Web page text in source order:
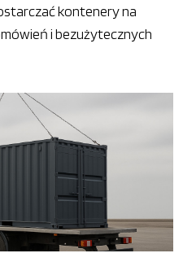
kontenery na
i bezużytecznych